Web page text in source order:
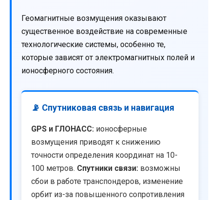
Геомагнитные возмущения оказывают
существенное воздействие на современные
технологические системы, особенно те,
которые зависят от электромагнитных полей и
ионосферного состояния.
📡 Спутниковая связь и навигация
GPS и ГЛОНАСС: ионосферные
возмущения приводят к снижению
точности определения координат на 10-
100 метров. Спутники связи: возможны
сбои в работе транспондеров, изменение
орбит из-за повышенного сопротивления